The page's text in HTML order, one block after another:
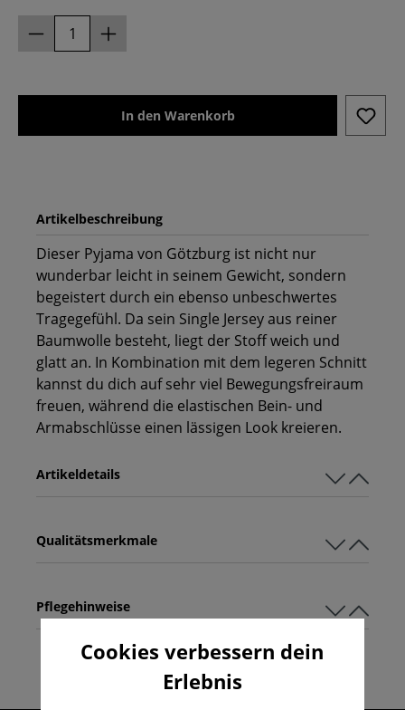
In den Warenkorb
Artikelbeschreibung
Dieser Pyjama von Götzburg ist nicht nur
wunderbar leicht in seinem Gewicht, sondern
begeistert durch ein ebenso unbeschwertes
Tragegefühl. Da sein Single Jersey aus reiner
Baumwolle besteht, liegt der Stoff weich und
glatt an. In Kombination mit dem legeren Schnitt
kannst du dich auf sehr viel Bewegungsfreiraum
freuen, während die elastischen Bein- und
Armabschlüsse einen lässigen Look kreieren.
Qualitätsmerkmale
Artikeldetails
Pflegehinweise
Cookies verbessern dein
Erlebnis